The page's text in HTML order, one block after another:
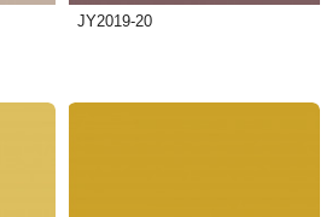
JY2019-20